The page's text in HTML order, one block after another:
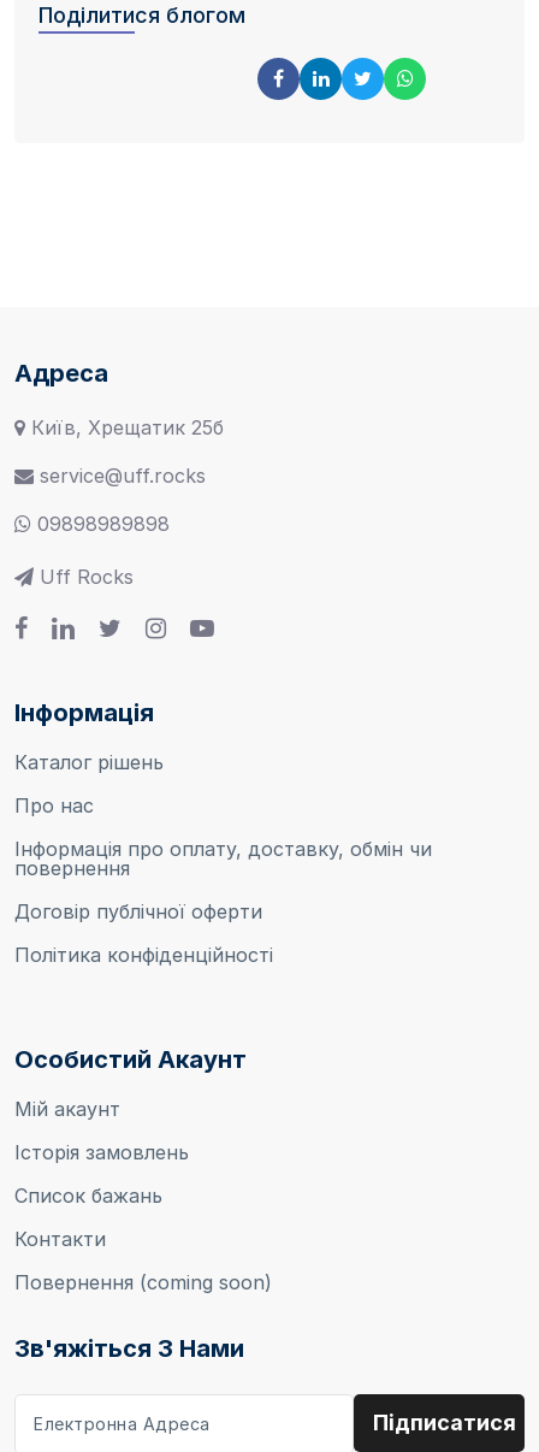
Поділитися блогом
Адреса
Київ, Хрещатик 25б
service@uff.rocks
09898989898
Uff Rocks
Інформація
Каталог рішень
Про нас
Інформація про оплату, доставку, обмін чи
повернення
Договір публічної оферти
Політика конфіденційності
Особистий Акаунт
Мій акаунт
Історія замовлень
Список бажань
Контакти
Повернення (coming soon)
Зв'яжіться З Нами